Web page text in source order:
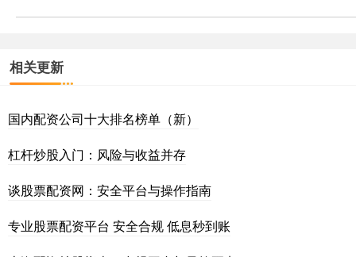
相关更新
国内配资公司十大排名榜单（新）
杠杆炒股入门：风险与收益并存
谈股票配资网：安全平台与操作指南
专业股票配资平台 安全合规 低息秒到账